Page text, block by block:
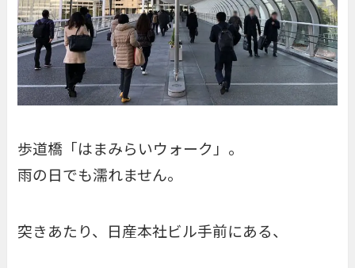
歩道橋「はまみらいウォーク」。
雨の日でも濡れません。
突きあたり、日産本社ビル手前にある、